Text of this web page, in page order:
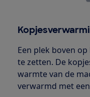
Een plek boven
te zetten. De
warmte van de
verwarmd met